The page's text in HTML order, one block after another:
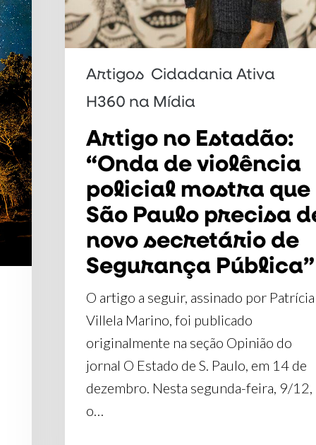
policial
mostra
Paulo
novo
secretário
Segurança
Pública”
Artigos Cidadania Ativa
H360 na Mídia
Artigo no Estadão:
“Onda de violência
policial mostra que
São Paulo precisa
novo secretário de
Segurança Pública”
O artigo a seguir, assinado por Patrícia
Villela Marino, foi publicado
originalmente na seção Opinião do
jornal O Estado de S. Paulo, em 14 de
dezembro. Nesta segunda-feira, 9/12,
o…